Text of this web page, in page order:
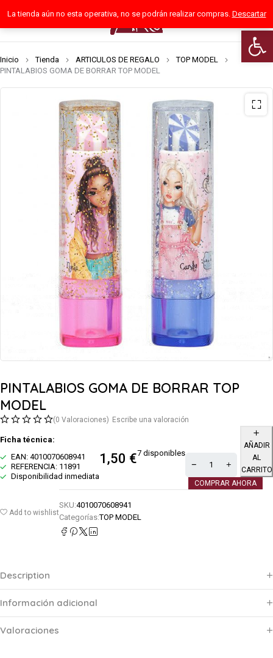
Abrir
La tienda aún no esta operativa, no se podrán realizar compras. Descartar
0
Inicio Tienda ARTICULOS DE REGALO
TOP MODEL
PINTALABIOS GOMA DE BORRAR TOP MODEL
PINTALABIOS GOMA DE BORRAR TOP
MODEL
(0 Valoraciones) Escribe una valoración
Ficha técnica:
EAN: 4010070608941
REFERENCIA: 11891
Disponibilidad inmediata
1,50 €7 disponibles
AÑADIR
AL
CARRITO
COMPRAR AHORA
Add to wishlist
SKU:4010070608941
Categorías:TOP MODEL
Description
Información adicional
Valoraciones